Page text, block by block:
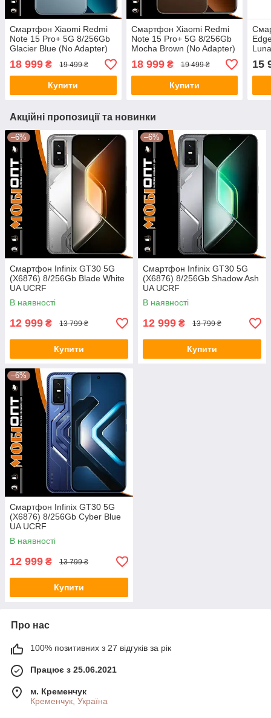
Смартфон Xiaomi Redmi
Note 15 Pro+ 5G 8/256Gb
Glacier Blue (No Adapter)
18 999 ₴ 19 499 ₴
Купити
Смартфон Xiaomi Redmi
Note 15 Pro+ 5G 8/256Gb
Mocha Brown (No Adapter)
18 999₴ 19 499 ₴
Купити
15
Акційні пропозиції та новинки
–6%
Смартфон Infinix GT30 5G
(X6876) 8/256Gb Blade White
UA UCRF
В наявності
12 999 ₴ 13 799 ₴
Купити
–6%
Смартфон Infinix GT30 5G
(X6876) 8/256Gb Shadow Ash
UA UCRF
В наявності
12 999 ₴ 13 799 ₴
Купити
–6%
Смартфон Infinix GT30 5G
(X6876) 8/256Gb Cyber Blue
UA UCRF
В наявності
12 999 ₴ 13 799 ₴
Купити
Про нас
100% позитивних з 27 відгуків за рік
Працює з 25.06.2021
м. Кременчук
Кременчук, Україна